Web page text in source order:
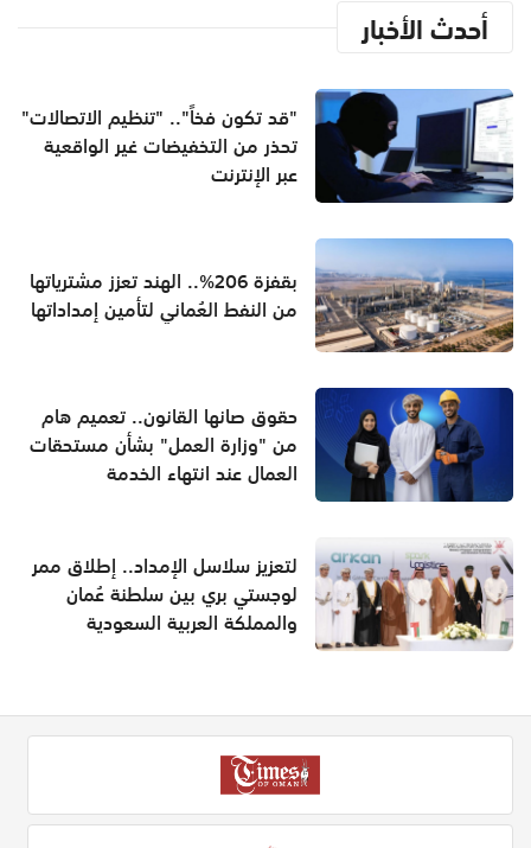
أحدث الأخبار
"قد تكون فخاً".. "تنظيم الاتصالات"
تحذر من التخفيضات غير الواقعية
عبر الإنترنت
بقفزة 206%.. الهند تعزز مشترياتها
من النفط العُماني لتأمين إمداداتها
حقوق صانها القانون.. تعميم هام
من "وزارة العمل" بشأن مستحقات
العمال عند انتهاء الخدمة
لتعزيز سلاسل الإمداد.. إطلاق ممر
لوجستي بري بين سلطنة عُمان
والمملكة العربية السعودية